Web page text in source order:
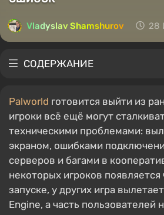
Vladyslav Shamshurov 28
СОДЕРЖАНИЕ
Palworld готовится выйти из
игроки всё ещё могут
техническими проблемами:
экраном, ошибками
серверов и багами в
некоторых игроков
запуске, у других игра
Engine, а часть пользователей